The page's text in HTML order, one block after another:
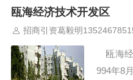
接乐清
后，北
瓯海经济技术开发区
招商引资葛毅明
瓯海经
994年8